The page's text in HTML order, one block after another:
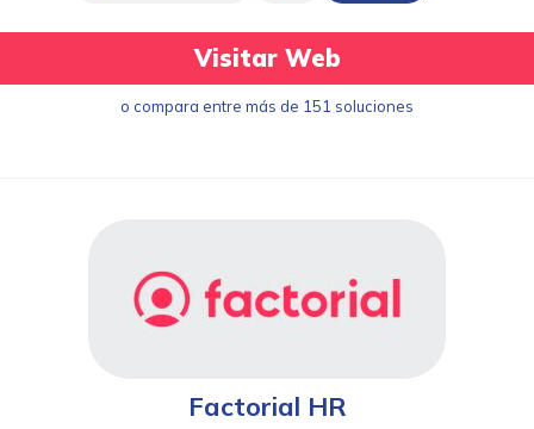
Visitar Web
o compara entre más de 151 soluciones
Factorial HR